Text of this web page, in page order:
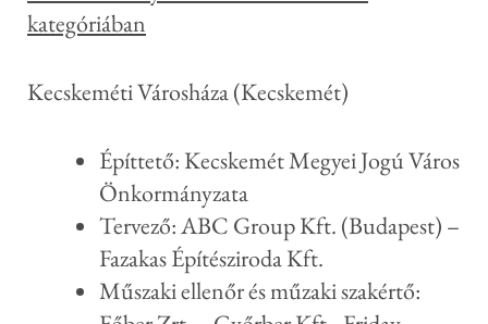
kategóriában
Kecskeméti Városháza (Kecskemét)
Építtető: Kecskemét Megyei Jogú Város
Önkormányzata
Tervező: ABC Group Kft. (Budapest) –
Fazakas Építésziroda Kft.
Műszaki ellenőr és műzaki szakértő: